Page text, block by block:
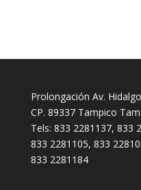
Prolongación Av.
CP. 89337 Tampico
Tels: 833 2281137, 833
833 2281105, 833
833 2281184